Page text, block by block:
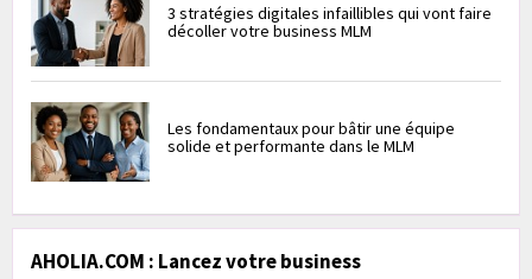
3 stratégies digitales infaillibles qui vont faire
décoller votre business MLM
Les fondamentaux pour bâtir une équipe
solide et performante dans le MLM
AHOLIA.COM : Lancez votre business